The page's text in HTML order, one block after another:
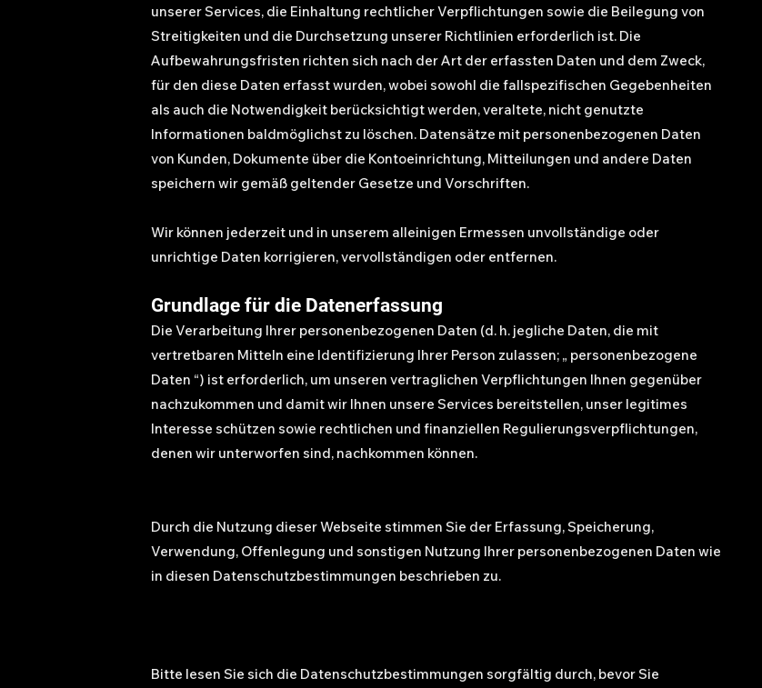
unserer Services, die Einhaltung rechtlicher Verpflichtungen sowie die Beilegung von
Streitigkeiten und die Durchsetzung unserer Richtlinien erforderlich ist. Die
Aufbewahrungsfristen richten sich nach der Art der erfassten Daten und dem Zweck,
für den diese Daten erfasst wurden, wobei sowohl die fallspezifischen Gegebenheiten
als auch die Notwendigkeit berücksichtigt werden, veraltete, nicht genutzte
Informationen baldmöglichst zu löschen. Datensätze mit personenbezogenen Daten
von Kunden, Dokumente über die Kontoeinrichtung, Mitteilungen und andere Daten
speichern wir gemäß geltender Gesetze und Vorschriften.
Wir können jederzeit und in unserem alleinigen Ermessen unvollständige oder
unrichtige Daten korrigieren, vervollständigen oder entfernen.
Grundlage für die Datenerfassung
Die Verarbeitung Ihrer personenbezogenen Daten (d. h. jegliche Daten, die mit
vertretbaren Mitteln eine Identifizierung Ihrer Person zulassen; „ personenbezogene
Daten “) ist erforderlich, um unseren vertraglichen Verpflichtungen Ihnen gegenüber
nachzukommen und damit wir Ihnen unsere Services bereitstellen, unser legitimes
Interesse schützen sowie rechtlichen und finanziellen Regulierungsverpflichtungen,
denen wir unterworfen sind, nachkommen können.
Durch die Nutzung dieser Webseite stimmen Sie der Erfassung, Speicherung,
Verwendung, Offenlegung und sonstigen Nutzung Ihrer personenbezogenen Daten wie
in diesen Datenschutzbestimmungen beschrieben zu.
Bitte lesen Sie sich die Datenschutzbestimmungen sorgfältig durch, bevor Sie